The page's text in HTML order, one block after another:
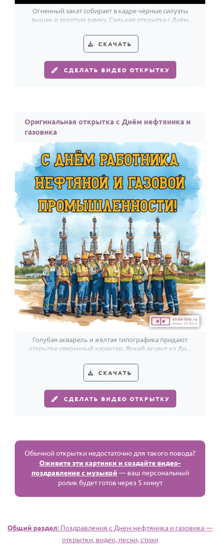
Папе
Детям
Все родственники
ПЕРСОНАЛЬНЫЕ
Пожелания
Огненный закат собирает в кадре чёрные силуэты
вышек и золотую рамку. Сильная открытка с Днём
СКАЧАТЬ
СДЕЛАТЬ ВИДЕО ОТКРЫТКУ
Оригинальная открытка с Днём нефтяника и
газовика
Голубая акварель и жёлтая типографика придают
открытке уверенный характер. Яркий акцент ко Дню
СКАЧАТЬ
СДЕЛАТЬ ВИДЕО ОТКРЫТКУ
Обычной открытки недостаточно для такого повода?
Оживите эти картинки и создайте видео-
поздравление с музыкой — ваш персональный
ролик будет готов через 5 минут
Общий раздел: Поздравления с Днем нефтяника и газовика —
открытки, видео, песни, стихи